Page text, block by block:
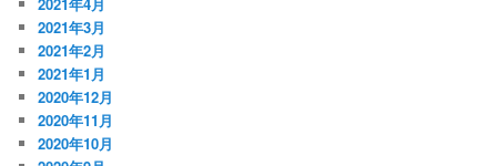
2021年3月
2021年2月
2021年1月
2020年12月
2020年11月
2020年10月